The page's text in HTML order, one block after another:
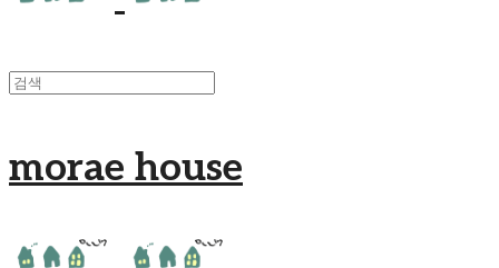
morae house